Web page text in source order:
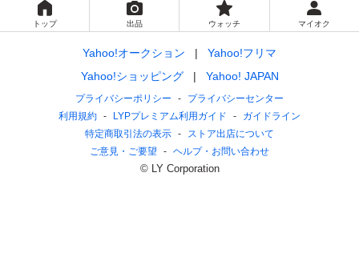
トップ 出品 ウォッチ マイオク
Yahoo!オークション
Yahoo!フリマ
Yahoo!ショッピング
Yahoo! JAPAN
プライバシーポリシー
プライバシーセンター
利用規約
LYPプレミアム利用ガイド
ガイドライン
特定商取引法の表示
ストア出店について
ご意見・ご要望
ヘルプ・お問い合わせ
© LY Corporation